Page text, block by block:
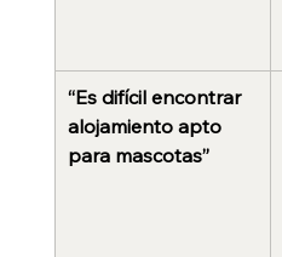
“Es difícil encontrar
alojamiento apto
para mascotas”